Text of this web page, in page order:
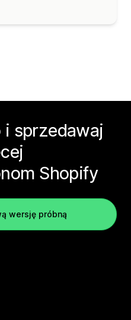
sprzedawaj
Shopify
wersję próbną